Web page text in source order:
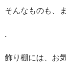
そんなものも、
飾り棚には、お